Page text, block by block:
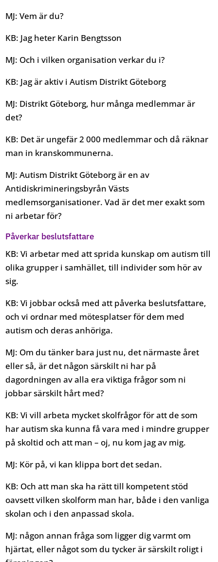
MJ: Vem är du?
KB: Jag heter Karin Bengtsson
MJ: Och i vilken organisation verkar du i?
KB: Jag är aktiv i Autism Distrikt Göteborg
MJ: Distrikt Göteborg, hur många medlemmar är
det?
KB: Det är ungefär 2 000 medlemmar och då räknar
man in kranskommunerna.
MJ: Autism Distrikt Göteborg är en av
Antidiskrimineringsbyrån Västs
medlemsorganisationer. Vad är det mer exakt som
ni arbetar för?
Påverkar beslutsfattare
KB: Vi arbetar med att sprida kunskap om autism till
olika grupper i samhället, till individer som hör av
sig.
KB: Vi jobbar också med att påverka beslutsfattare,
och vi ordnar med mötesplatser för dem med
autism och deras anhöriga.
MJ: Om du tänker bara just nu, det närmaste året
eller så, är det någon särskilt ni har på
dagordningen av alla era viktiga frågor som ni
jobbar särskilt hårt med?
KB: Vi vill arbeta mycket skolfrågor för att de som
har autism ska kunna få vara med i mindre grupper
på skoltid och att man – oj, nu kom jag av mig.
MJ: Kör på, vi kan klippa bort det sedan.
KB: Och att man ska ha rätt till kompetent stöd
oavsett vilken skolform man har, både i den vanliga
skolan och i den anpassad skola.
MJ: någon annan fråga som ligger dig varmt om
hjärtat, eller något som du tycker är särskilt roligt i